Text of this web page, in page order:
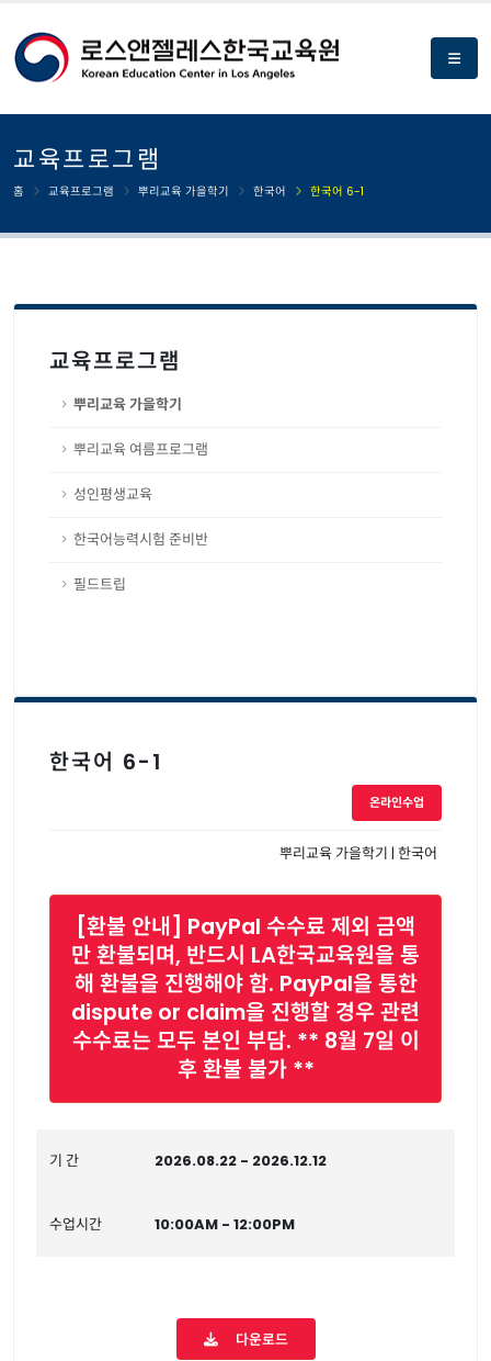
교육프로그램
홈 교육프로그램 뿌리교육 가을학기 한국어 한국어 6-1
교육프로그램
뿌리교육 가을학기
뿌리교육 여름프로그램
성인평생교육
한국어능력시험 준비반
필드트립
한국어 6-1
온라인수업
뿌리교육 가을학기 | 한국어
[환불 안내] PayPal 수수료 제외 금액
만 환불되며, 반드시 LA한국교육원을 통
해 환불을 진행해야 함. PayPal을 통한
dispute or claim을 진행할 경우 관련
수수료는 모두 본인 부담. ** 8월 7일 이
후 환불 불가 **
기 간 2026.08.22 - 2026.12.12
수업시간 10:00AM - 12:00PM
다운로드